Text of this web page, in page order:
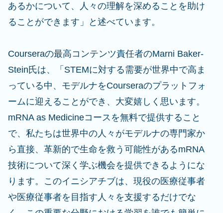
あるかについて、人々の理解を深めることを助け
ることができます」と述べています。
Courseraの最高コンテンツ責任者のMarni Baker-
Stein氏は、「STEMに対する需要が世界中で高ま
っている中、モデルナをCourseraのプラットフォ
ームに迎えることができ、大変嬉しく思います。
mRNA as Medicineコースを無料で提供すること
で、私たちは世界中の人々がモデルナの専門家か
ら直接、革新的で生命を救う可能性があるmRNA
技術について深く学ぶ機会を提供できるようにな
ります。このイニシアチブは、現役の医療従事者
や医療従事者を目指す人々を支援するだけでな